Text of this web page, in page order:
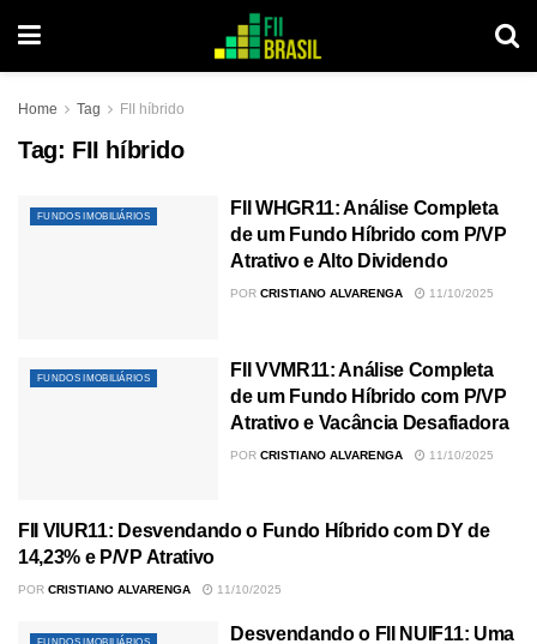
Home Tag FII híbrido
Tag: FII híbrido
FUNDOS IMOBILIÁRIOS
FII WHGR11: Análise Completa
de um Fundo Híbrido com P/VP
Atrativo e Alto Dividendo
POR CRISTIANO ALVARENGA 11/10/2025
FUNDOS IMOBILIÁRIOS
FII VVMR11: Análise Completa
de um Fundo Híbrido com P/VP
Atrativo e Vacância Desafiadora
POR CRISTIANO ALVARENGA 11/10/2025
FUNDOS IMOBILIÁRIOS
FII VIUR11: Desvendando o Fundo Híbrido com DY de
14,23% e P/VP Atrativo
POR CRISTIANO ALVARENGA 11/10/2025
Desvendando o FII NUIF11: Uma